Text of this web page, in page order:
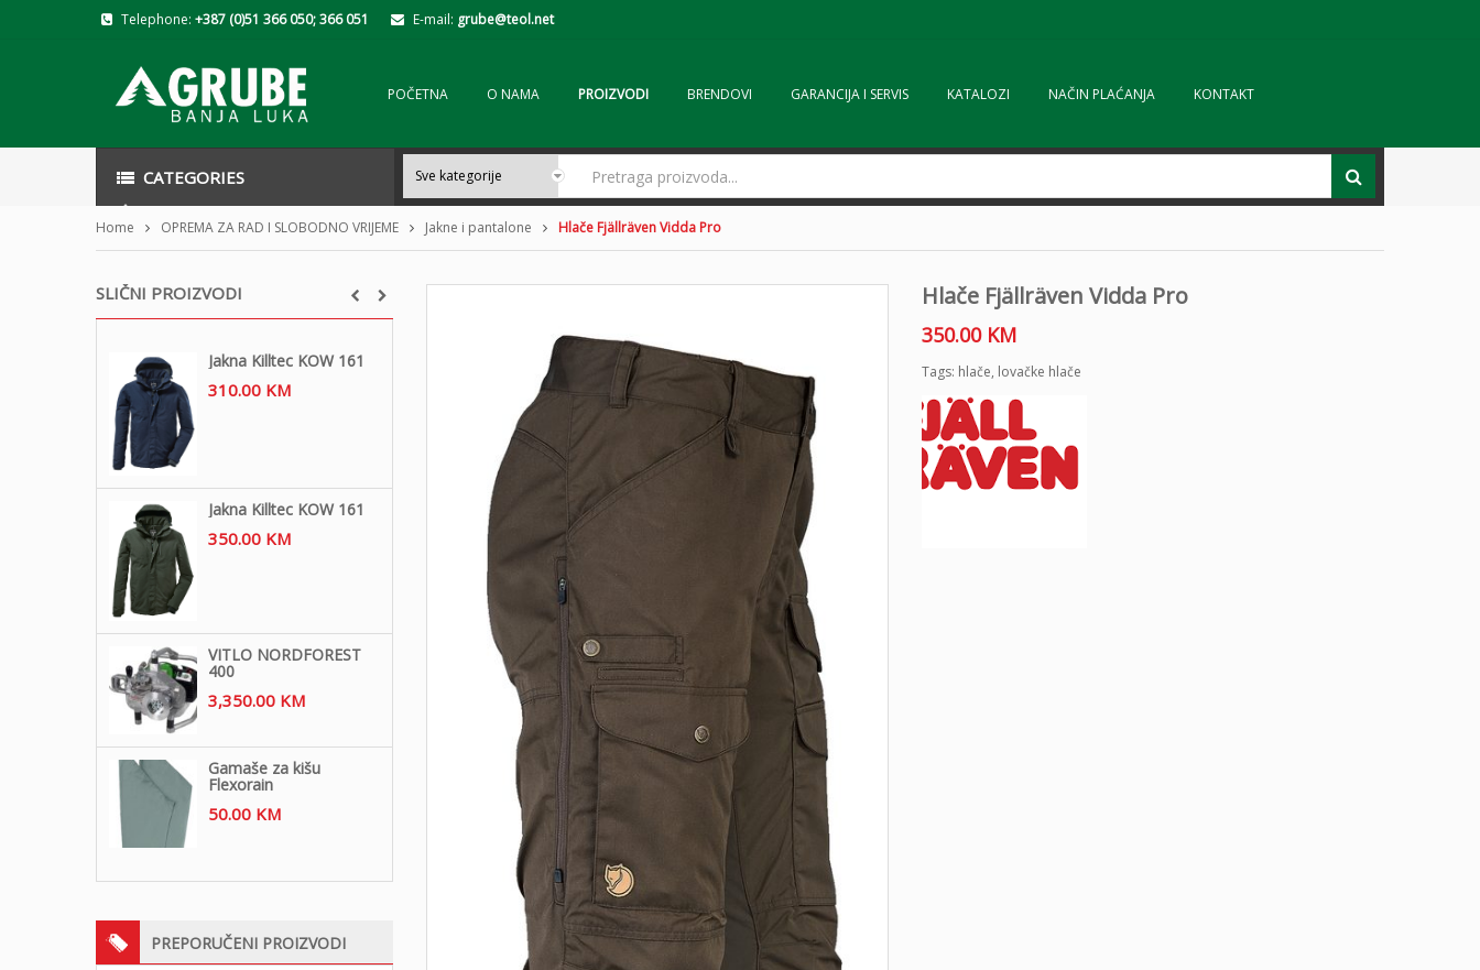
Telephone: +387 (0)51 366 050; 366 051 E-mail: grube@teol.net
POČETNA O NAMA PROIZVODI BRENDOVI GARANCIJA I SERVIS KATALOZI NAČIN PLAĆANJA KONTAKT
CATEGORIES
Home OPREMA ZA RAD I SLOBODNO VRIJEME Jakne i pantalone Hlače Fjällräven Vidda Pro
SLIČNI PROIZVODI
Jakna Killtec KOW 161
310.00 KM
Jakna Killtec KOW 161
350.00 KM
VITLO NORDFOREST
400
3,350.00 KM
Gamaše za kišu
Flexorain
50.00 KM
PREPORUČENI PROIZVODI
Hlače Fjällräven Vidda Pro
350.00 KM
Tags: hlače, lovačke hlače